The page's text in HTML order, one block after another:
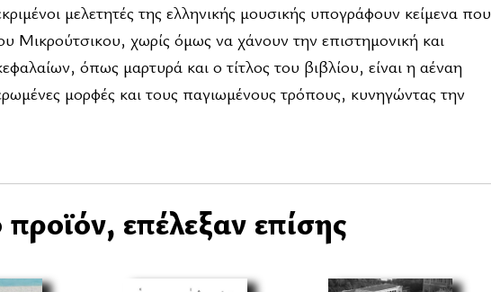
μελετητές της ελληνικής μουσικής υπογράφουν κείμενα που
Μικρούτσικου, χωρίς όμως να χάνουν την επιστημονική και
όπως μαρτυρά και ο τίτλος του βιβλίου, είναι η αέναη
μορφές και τους παγιωμένους τρόπους, κυνηγώντας την
επέλεξαν επίσης